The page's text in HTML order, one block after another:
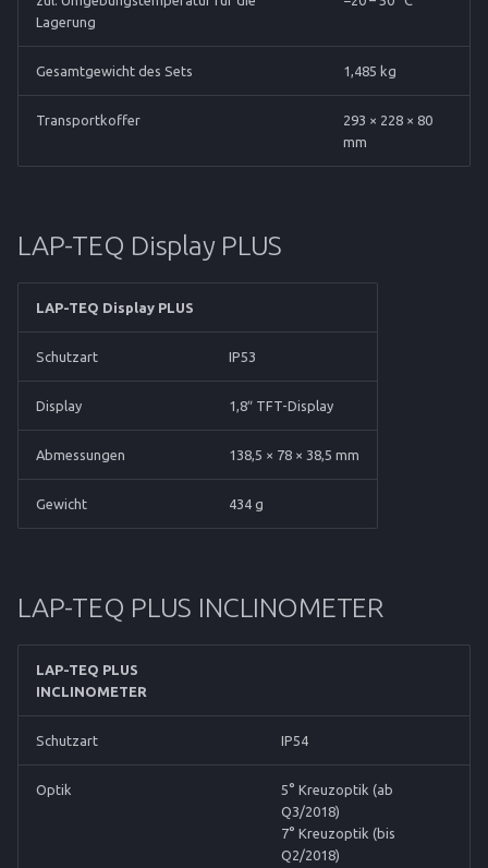
Lagerung
Gesamtgewicht des Sets 1,485 kg
Transportkoffer
293 × 228 × 80
mm
LAP-TEQ Display PLUS
LAP-TEQ Display PLUS
Schutzart IP53
Display 1,8″ TFT-Display
Abmessungen 138,5 × 78 × 38,5 mm
Gewicht 434 g
LAP-TEQ PLUS INCLINOMETER
LAP-TEQ PLUS
INCLINOMETER
Schutzart IP54
Optik
5° Kreuzoptik (ab
Q3/2018)
7° Kreuzoptik (bis
Q2/2018)